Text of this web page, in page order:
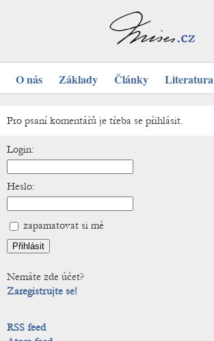
O nás Základy Články Literatura
Pro psaní komentářů je třeba se přihlásit.
Login:
Heslo:
zapamatovat si mě
Nemáte zde účet?
Zaregistrujte se!
RSS feed